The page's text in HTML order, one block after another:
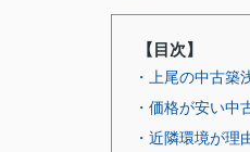
【目次】
・上尾の中古築
・価格が安い中
・近隣環境が理